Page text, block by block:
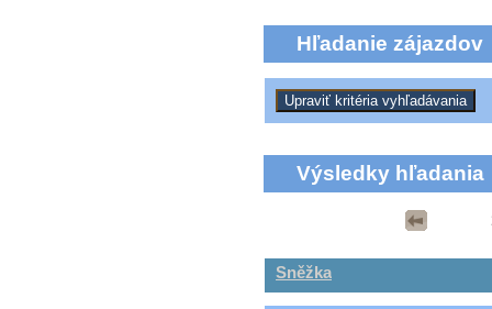
Hľadanie zájazdov
Výsledky hľadania
Sněžka